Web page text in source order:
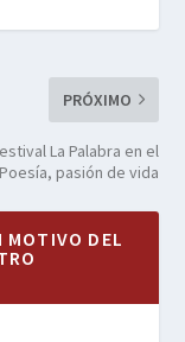
PRÓXIMO
La Palabra en el
pasión de vida
MOTIVO DEL